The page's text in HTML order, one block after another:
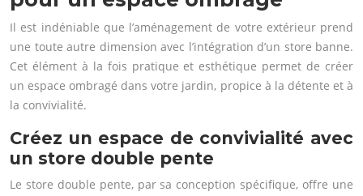
Il est indéniable que l’aménagement de votre extérieur prend
une toute autre dimension avec l’intégration d’un store banne.
Cet élément à la fois pratique et esthétique permet de créer
un espace ombragé dans votre jardin, propice à la détente et à
la convivialité.
Créez un espace de convivialité avec
un store double pente
Le store double pente, par sa conception spécifique, offre une